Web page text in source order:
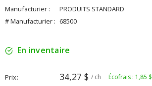
Manufacturier :
PRODUITS STANDARD
# Manufacturier : 68500
En inventaire
Prix 34,27 $ / ch Écofrais : 1,85 $